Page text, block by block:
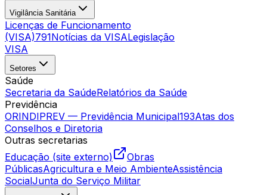
Vigilância Sanitária
Licenças de Funcionamento
(VISA)791Notícias da VISALegislação
VISA
Setores
Saúde
Secretaria da SaúdeRelatórios da Saúde
Previdência
ORINDIPREV — Previdência Municipal193Atas dos
Conselhos e Diretoria
Outras secretarias
Educação (site externo)
Obras
PúblicasAgricultura e Meio AmbienteAssistência
SocialJunta do Serviço Militar